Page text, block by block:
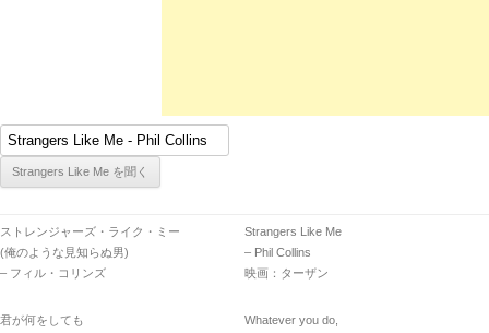
ストレンジャーズ・ライク・ミー
(俺のような見知らぬ男)
– フィル・コリンズ
君が何をしても
Strangers Like Me
– Phil Collins
映画：ターザン
Whatever you do,